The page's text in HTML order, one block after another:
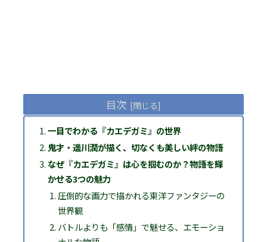
目次
一目でわかる『カエデガミ』の世界
鬼才・遥川潤が描く、切なくも美しい絆の物語
なぜ『カエデガミ』は心を掴むのか？物語を輝
かせる3つの魅力
圧倒的な画力で描かれる東洋ファンタジーの
世界観
バトルよりも「感情」で魅せる、エモーショ